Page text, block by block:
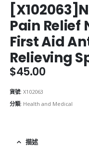
Pain Relief
First Aid
Relieving
$45.00
貨號: X102063
分類: Health and Medical
描述